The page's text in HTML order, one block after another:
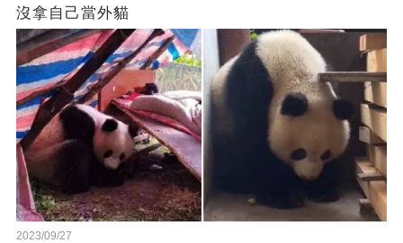
沒拿自己當外貓
2023/09/27